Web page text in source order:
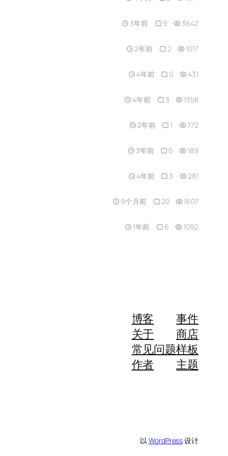
3年前 9 3642
2年前 2 1017
4年前 0 431
4年前 3 1358
2年前 1 772
3年前 0 189
4年前 3 281
9个月前 20 1607
1年前 6 1092
博客
关于
常见问题
作者
事件
商店
样板
主题
以WordPress设计